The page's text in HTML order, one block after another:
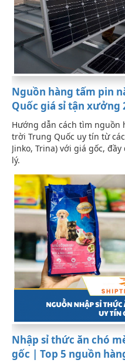
Nguồn hàng tấm pin
Quốc giá sỉ tận xưởng
Hướng dẫn cách tìm
trời Trung Quốc uy tín từ
Jinko, Trina) với giá gốc,
lý.
Nhập sỉ thức ăn chó
gốc | Top 5 nguồn